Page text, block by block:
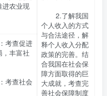
进农业现
2.了解我国
个人收入的方式
与合法途径，解
释个人收入分配
政策的完善。结
合我国在社会保
障方面取得的巨
大成就，考查完
善社会保障制度
考查促进
，丰富社
考查社会